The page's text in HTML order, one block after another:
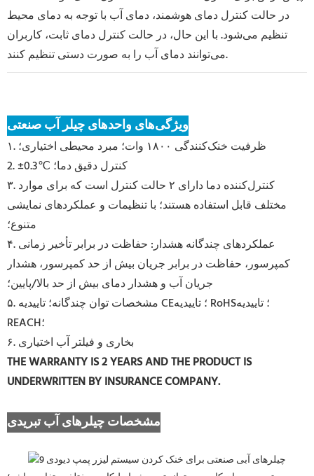
در حالت کنترل دمای هوشمند، دمای آب با توجه به دمای محیط
تنظیم می‌شود. با این حال، در حالت کنترل دمای ثابت، کاربران
می‌توانند دمای آب را به صورت دستی تنظیم کنند.
ویژگی‌های واحدهای چیلر آب صنعتی
۱. ظرفیت خنک‌کنندگی ۱۸۰۰ وات؛ مبرد محیطی اختیاری؛
2. ±0.3℃ کنترل دقیق دما؛
۳. کنترل‌کننده دما دارای ۲ حالت کنترل است که برای موارد
مختلف قابل استفاده هستند؛ با تنظیمات و عملکردهای نمایشی
متنوع؛
۴. عملکردهای چندگانه هشدار: حفاظت در برابر تأخیر زمانی
کمپرسور، حفاظت در برابر جریان بیش از حد کمپرسور، هشدار
جریان آب و هشدار دمای بیش از حد بالا/پایین؛
۵. مشخصات توان چندگانه؛ تاییدیه CE؛ تاییدیه RoHS؛ تاییدیه
REACH؛
۶. بخاری و فیلتر آب اختیاری
THE WARRANTY IS 2 YEARS AND THE PRODUCT IS
UNDERWRITTEN BY INSURANCE COMPANY.
مشخصات چیلرهای آب تبریدی